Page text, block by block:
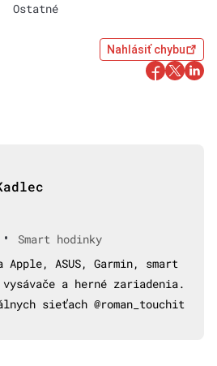
Ostatné
Nahlásiť chybu
•
Smart hodinky
Apple, ASUS, Garmin, smart
a herné zariadenia.
sieťach @roman_touchit